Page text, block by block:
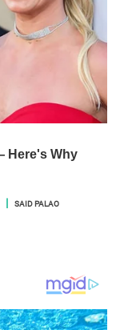
SAID PALAO